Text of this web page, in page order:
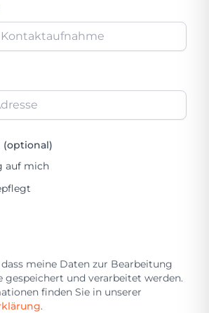
(optional)
auf mich
meine Daten zur Bearbeitung
gespeichert und verarbeitet werden.
finden Sie in unserer
.